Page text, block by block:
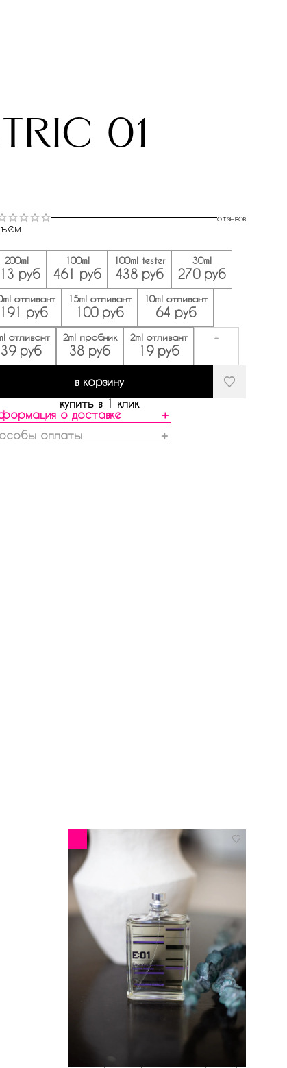
01
отзывов
200ml
руб
100ml
461 руб
100ml tester
438 руб
30ml
270 руб
отливант
191 руб
15ml отливант
100 руб
10ml отливант
64 руб
отливант
39 руб
2ml пробник
38 руб
2ml отливант
19 руб
-
в корзину
купить в 1 клик
о доставке
＋
оплаты
＋